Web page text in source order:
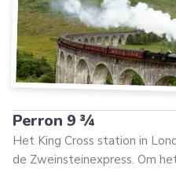
Perron 9 ¾
Het King Cross station in
de Zweinsteinexpress. Om